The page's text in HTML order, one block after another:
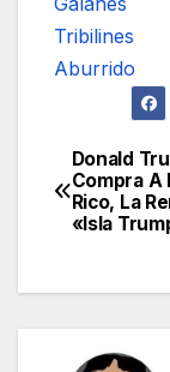
Tribilines
Aburrido
de
Donald
Compra A
Rico, La
«Isla